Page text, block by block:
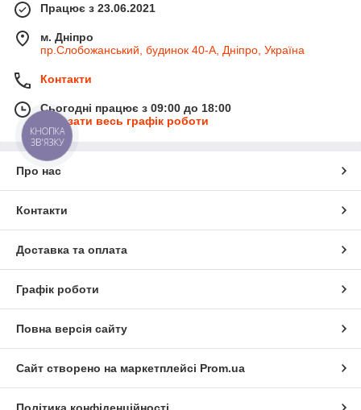
Працює з 23.06.2021
м. Дніпро
пр.Слобожанський, будинок 40-А, Дніпро, Україна
Контакти
Сьогодні працює з 09:00 до 18:00
Показати весь графік роботи
Про нас
Контакти
Доставка та оплата
Графік роботи
Повна версія сайту
Сайт створено на маркетплейсі Prom.ua
КНОПКА
ЗВ'ЯЗКУ